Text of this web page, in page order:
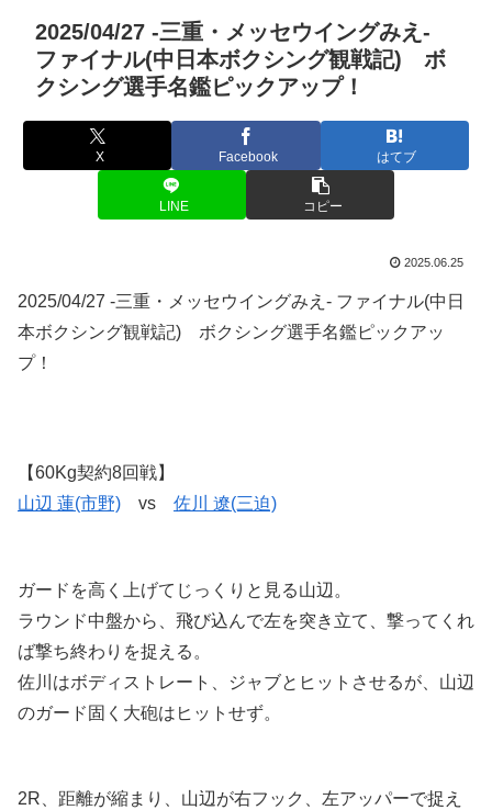
2025/04/27 -三重・メッセウイングみえ-
ファイナル(中日本ボクシング観戦記) ボ
クシング選手名鑑ピックアップ！
X Facebook はてブ
LINE コピー
2025.06.25
2025/04/27 -三重・メッセウイングみえ- ファイナル(中日
本ボクシング観戦記) ボクシング選手名鑑ピックアッ
プ！
【60Kg契約8回戦】
山辺 蓮(市野) vs 佐川 遼(三迫)
ガードを高く上げてじっくりと見る山辺。
ラウンド中盤から、飛び込んで左を突き立て、撃ってくれ
ば撃ち終わりを捉える。
佐川はボディストレート、ジャブとヒットさせるが、山辺
のガード固く大砲はヒットせず。
2R、距離が縮まり、山辺が右フック、左アッパーで捉え